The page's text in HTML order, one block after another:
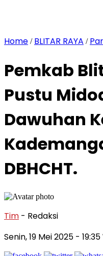
Home / BLITAR RAYA /
Pemkab
Pustu
Dawuhan
DBHCHT.
Tim - Redaksi
Senin, 19 Mei 2025 - 19:35